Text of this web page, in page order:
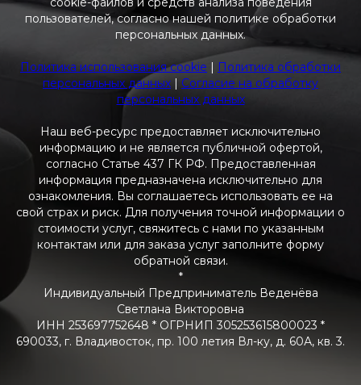
пользователей, согласно нашей политике обработки
персональных данных.
Политика использования cookie | Политика обработки
персональных данных | Согласие на обработку
персональных данных
Наш веб-ресурс предоставляет исключительно
информацию и не является публичной офертой,
согласно Статье 437 ГК РФ. Предоставленная
информация предназначена исключительно для
ознакомления. Вы соглашаетесь использовать ее на
свой страх и риск. Для получения точной информации о
стоимости услуг, свяжитесь с нами по указанным
контактам или для заказа услуг заполните форму
обратной связи.
*
Индивидуальный Предприниматель Веденёва
Светлана Викторовна
ИНН 253697752648 * ОГРНИП 305253615800023 *
690033, г. Владивосток, пр. 100 летия Вл-ку, д. 60А, кв. 3.